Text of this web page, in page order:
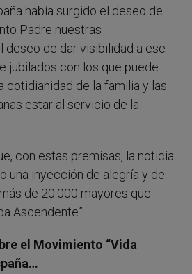
había surgido el deseo de
Padre nuestras
deseo de dar visibilidad a ese
jubilados con los que puede
cotidianidad de la familia y las
estar al servicio de la
con estas premisas, la noticia
una inyección de alegría y de
de 20.000 mayores que
Ascendente”.
el Movimiento “Vida